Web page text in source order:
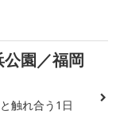
園／福岡
触れ合う1日